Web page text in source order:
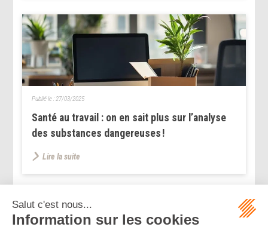
Santé au travail : on en sait plus sur l’analyse
des substances dangereuses !
Publié le : 27/03/2025
Lire la suite
<< < ...